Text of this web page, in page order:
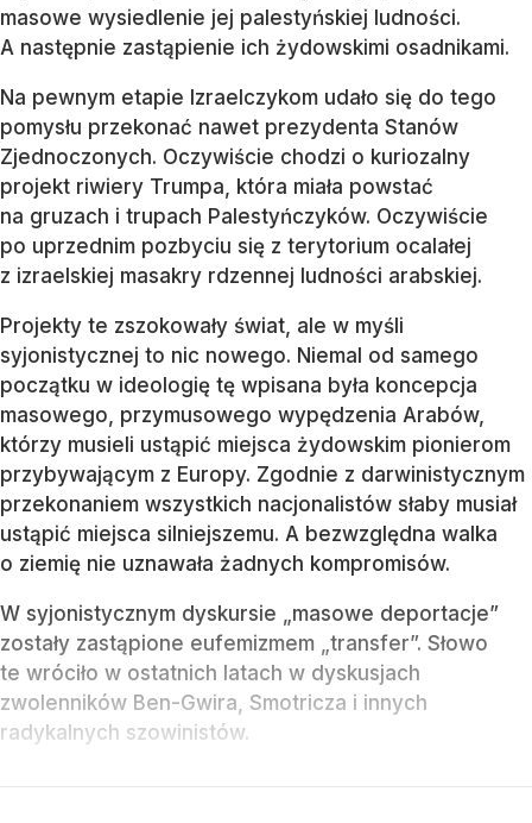
masowe wysiedlenie jej palestyńskiej ludności.
A następnie zastąpienie ich żydowskimi osadnikami.
Na pewnym etapie Izraelczykom udało się do tego
pomysłu przekonać nawet prezydenta Stanów
Zjednoczonych. Oczywiście chodzi o kuriozalny
projekt riwiery Trumpa, która miała powstać
na gruzach i trupach Palestyńczyków. Oczywiście
po uprzednim pozbyciu się z terytorium ocalałej
z izraelskiej masakry rdzennej ludności arabskiej.
Projekty te zszokowały świat, ale w myśli
syjonistycznej to nic nowego. Niemal od samego
początku w ideologię tę wpisana była koncepcja
masowego, przymusowego wypędzenia Arabów,
którzy musieli ustąpić miejsca żydowskim pionierom
przybywającym z Europy. Zgodnie z darwinistycznym
przekonaniem wszystkich nacjonalistów słaby musiał
ustąpić miejsca silniejszemu. A bezwzględna walka
o ziemię nie uznawała żadnych kompromisów.
W syjonistycznym dyskursie „masowe deportacje”
zostały zastąpione eufemizmem „transfer”. Słowo
te wróciło w ostatnich latach w dyskusjach
zwolenników Ben-Gwira, Smotricza i innych
radykalnych szowinistów.